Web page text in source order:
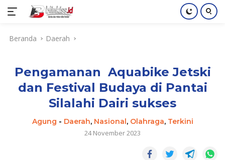
Beranda Daerah
Pengamanan Aquabike Jetski
dan Festival Budaya di Pantai
Silalahi Dairi sukses
Agung - Daerah, Nasional, Olahraga, Terkini
24 November 2023